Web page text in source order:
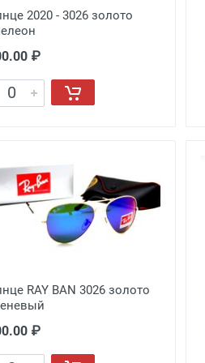
2020 - 3026 золото
₽
RAY BAN 3026 золото
₽